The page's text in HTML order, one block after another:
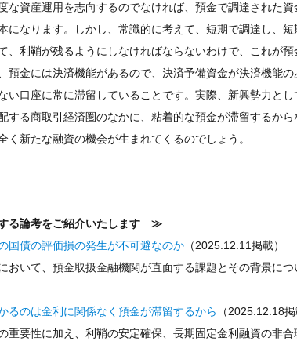
な資産運用を志向するのでなければ、預金で調達された
になります。しかし、常識的に考えて、短期で調達し、
、利鞘が残るようにしなければならないわけで、これが預
預金には決済機能があるので、決済予備資金が決済機能
い口座に常に滞留していることです。実際、新興勢力と
する商取引経済圏のなかに、粘着的な預金が滞留するか
く新たな融資の機会が生まれてくるのでしょう。
論考をご紹介いたします ≫
国債の評価損の発生が不可避なのか （2025.12.11掲載）
おいて、預金取扱金融機関が直面する課題とその背景につ
るのは金利に関係なく預金が滞留するから
（2025.12.18掲
重要性に加え、利鞘の安定確保、長期固定金利融資の非